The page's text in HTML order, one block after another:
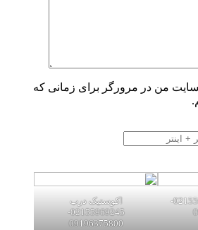
من در مرورگر برای زمانی که
درب چرمی02155969245-
اکوستیک درب
02155969245-
09196375800